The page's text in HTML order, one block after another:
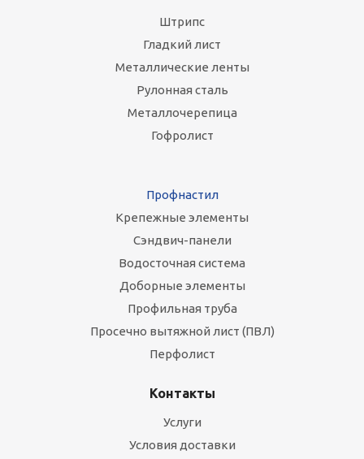
Штрипс
Гладкий лист
Металлические ленты
Рулонная сталь
Металлочерепица
Гофролист
Профнастил
Крепежные элементы
Сэндвич-панели
Водосточная система
Доборные элементы
Профильная труба
Просечно вытяжной лист (ПВЛ)
Перфолист
Контакты
Услуги
Условия доставки